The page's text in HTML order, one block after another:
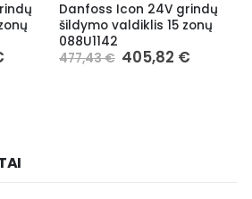
Danfoss Icon 24V grindų
šildymo valdiklis 15 zonų
088U1142
477,43€ 405,82 €